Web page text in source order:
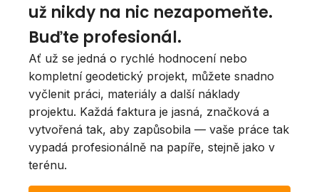
už nikdy na nic nezapomeňte.
Buďte profesionál.
Ať už se jedná o rychlé hodnocení nebo
kompletní geodetický projekt, můžete snadno
vyčlenit práci, materiály a další náklady
projektu. Každá faktura je jasná, značková a
vytvořená tak, aby zapůsobila — vaše práce tak
vypadá profesionálně na papíře, stejně jako v
terénu.